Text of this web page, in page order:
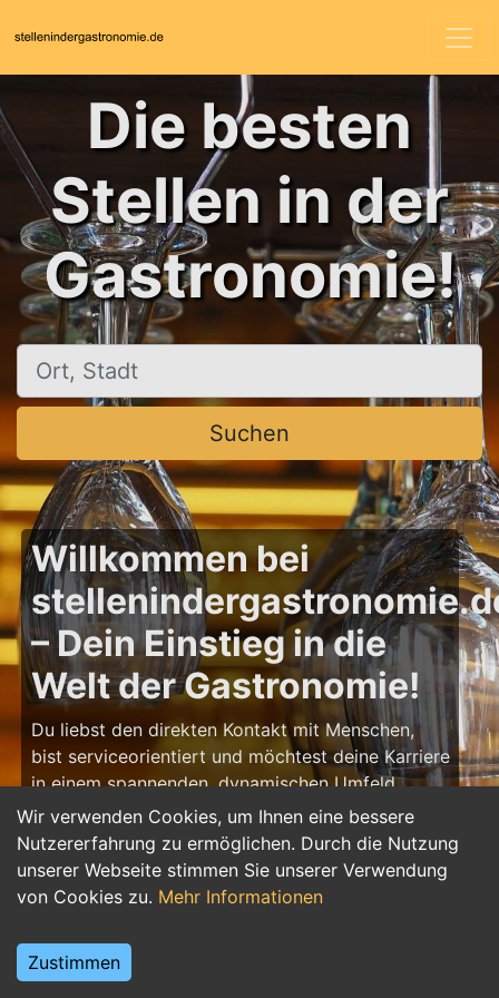
Wir verwenden Cookies, um Ihnen eine bessere
Nutzererfahrung zu ermöglichen. Durch die Nutzung
unserer Webseite stimmen Sie unserer Verwendung
von Cookies zu. Mehr Informationen
Zustimmen
Die besten
Stellen in der
Gastronomie!
Ort, Stadt
Suchen
Willkommen bei
– Dein Einstieg in die
Welt der Gastronomie!
Du liebst den direkten Kontakt mit Menschen,
bist serviceorientiert und möchtest deine Karriere
in einem spannenden, dynamischen Umfeld
starten? Dann bist du auf
stellenindergastronomie.degenau richtig! Hier
findest du zahlreiche Ausbildungsplätze und
Jobs in der Gastronomie – von Koch/Köchin über
Servicepersonal. Starte deine Karriere in der
Gastronomie und gestalte unvergessliche